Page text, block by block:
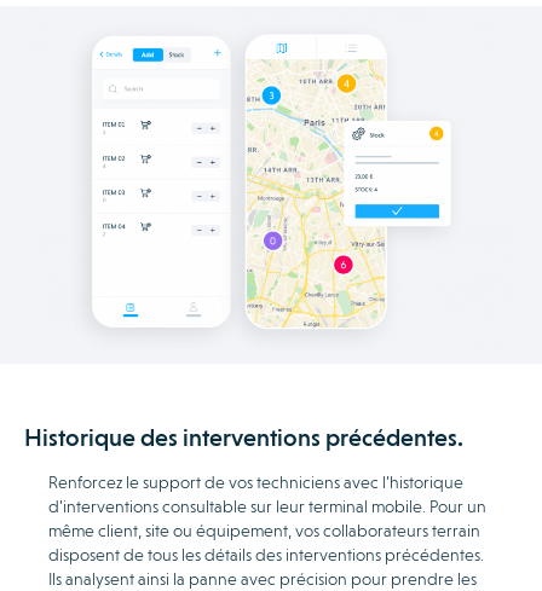
Historique des interventions précédentes.
Renforcez le support de vos techniciens avec l’historique
d’interventions consultable sur leur terminal mobile. Pour un
même client, site ou équipement, vos collaborateurs terrain
disposent de tous les détails des interventions précédentes.
Ils analysent ainsi la panne avec précision pour prendre les